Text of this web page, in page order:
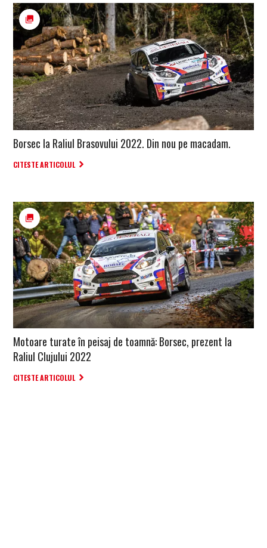
Borsec la Raliul Brasovului 2022. Din nou pe macadam.
CITESTE ARTICOLUL
Motoare turate în peisaj de toamnă: Borsec, prezent la
Raliul Clujului 2022
CITESTE ARTICOLUL